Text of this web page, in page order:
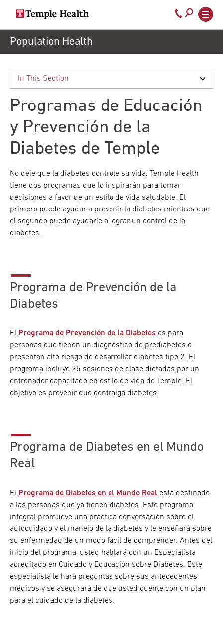
Secondary
navigation
Main
navigation
Call
800-
Population Health
Programas de Educación
y Prevención de la
Diabetes de Temple
No deje que la diabetes controle su vida. Temple Health
tiene dos programas que lo inspirarán para tomar
decisiones a favor de un estilo de vida saludable. El
primero puede ayudar a prevenir la diabetes mientras que
el segundo puede ayudarle a lograr un control de la
diabetes.
Programa de Prevención de la
Diabetes
El Programa de Prevención de la Diabetes es para
personas que tienen un diagnóstico de prediabetes o
presentan alto riesgo de desarrollar diabetes tipo 2. El
programa incluye 25 sesiones de clase dictadas por un
entrenador capacitado en estilo de vida de Temple. El
objetivo es prevenir que contraiga diabetes.
Programa de Diabetes en el Mundo
Real
El Programa de Diabetes en el Mundo Real está destinado
a las personas que ya tienen diabetes. Este programa
integral promueve una práctica conversación sobre el
autocuidado y el manejo de la diabetes y le enseñará sobre
su enfermedad de un modo fácil de comprender. Antes del
inicio del programa, usted hablará con un Especialista
acreditado en Cuidado y Educación sobre Diabetes. Este
especialista le hará preguntas sobre sus antecedentes
médicos y se asegurará de que usted cuente con un plan
para el cuidado de la diabetes.